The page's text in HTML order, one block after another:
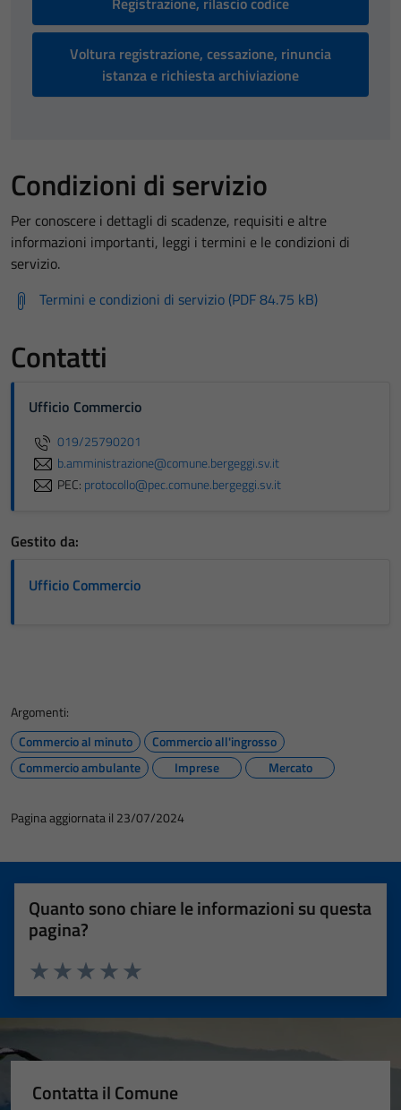
Voltura registrazione, cessazione, rinuncia
istanza e richiesta archiviazione
Condizioni di servizio
Per conoscere i dettagli di scadenze, requisiti e altre
informazioni importanti, leggi i termini e le condizioni di
servizio.
Termini e condizioni di servizio (PDF 84.75 kB)
Contatti
Ufficio Commercio
019/25790201
b.amministrazione@comune.bergeggi.sv.it
PEC: protocollo@pec.comune.bergeggi.sv.it
Gestito da:
Ufficio Commercio
Argomenti:
Commercio al minuto
Commercio all'ingrosso
Commercio ambulante
Imprese Mercato
Pagina aggiornata il 23/07/2024
Quanto sono chiare le informazioni su questa
pagina?
Valuta 5 stelle su 5
Valuta 4 stelle su 5
Valuta 3 stelle su 5
Valuta 2 stelle su 5
Valuta 1 stelle su 5
Contatta il Comune